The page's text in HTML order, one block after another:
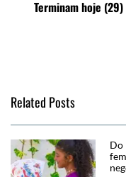
Terminam hoje
Related Posts
Do